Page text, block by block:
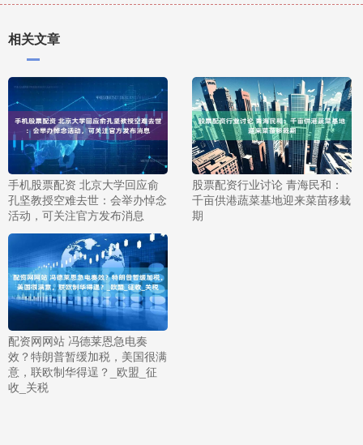
相关文章
手机股票配资 北京大学回应俞
孔坚教授空难去世：会举办悼念
活动，可关注官方发布消息
股票配资行业讨论 青海民和：
千亩供港蔬菜基地迎来菜苗移栽
期
配资网网站 冯德莱恩急电奏
效？特朗普暂缓加税，美国很满
意，联欧制华得逞？_欧盟_征
收_关税